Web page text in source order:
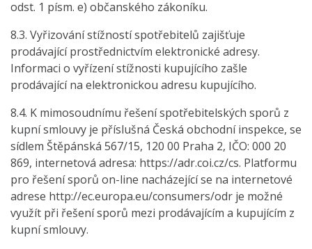
odst. 1 písm. e) občanského zákoníku.
8.3. Vyřizování stížností spotřebitelů zajišťuje
prodávající prostřednictvím elektronické adresy.
Informaci o vyřízení stížnosti kupujícího zašle
prodávající na elektronickou adresu kupujícího.
8.4. K mimosoudnímu řešení spotřebitelských sporů z
kupní smlouvy je příslušná Česká obchodní inspekce, se
sídlem Štěpánská 567/15, 120 00 Praha 2, IČO: 000 20
869, internetová adresa: https://adr.coi.cz/cs. Platformu
pro řešení sporů on-line nacházející se na internetové
adrese http://ec.europa.eu/consumers/odr je možné
využít při řešení sporů mezi prodávajícím a kupujícím z
kupní smlouvy.